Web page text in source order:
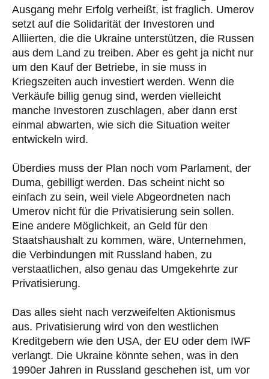
Ausgang mehr Erfolg verheißt, ist fraglich. Umerov
setzt auf die Solidarität der Investoren und
Alliierten, die die Ukraine unterstützen, die Russen
aus dem Land zu treiben. Aber es geht ja nicht nur
um den Kauf der Betriebe, in sie muss in
Kriegszeiten auch investiert werden. Wenn die
Verkäufe billig genug sind, werden vielleicht
manche Investoren zuschlagen, aber dann erst
einmal abwarten, wie sich die Situation weiter
entwickeln wird.
Überdies muss der Plan noch vom Parlament, der
Duma, gebilligt werden. Das scheint nicht so
einfach zu sein, weil viele Abgeordneten nach
Umerov nicht für die Privatisierung sein sollen.
Eine andere Möglichkeit, an Geld für den
Staatshaushalt zu kommen, wäre, Unternehmen,
die Verbindungen mit Russland haben, zu
verstaatlichen, also genau das Umgekehrte zur
Privatisierung.
Das alles sieht nach verzweifelten Aktionismus
aus. Privatisierung wird von den westlichen
Kreditgebern wie den USA, der EU oder dem IWF
verlangt. Die Ukraine könnte sehen, was in den
1990er Jahren in Russland geschehen ist, um vor